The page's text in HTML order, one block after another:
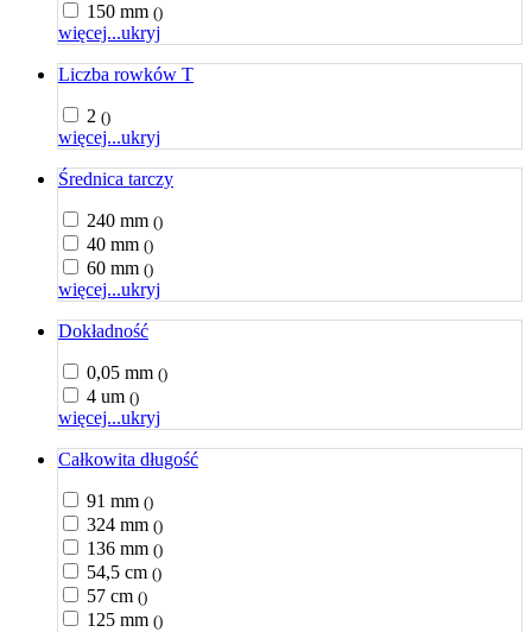
150 mm ()
więcej...ukryj
Liczba rowków T
2 ()
więcej...ukryj
Średnica tarczy
240 mm ()
40 mm ()
60 mm ()
więcej...ukryj
Dokładność
0,05 mm ()
4 um ()
więcej...ukryj
Całkowita długość
91 mm ()
324 mm ()
136 mm ()
54,5 cm ()
57 cm ()
125 mm ()